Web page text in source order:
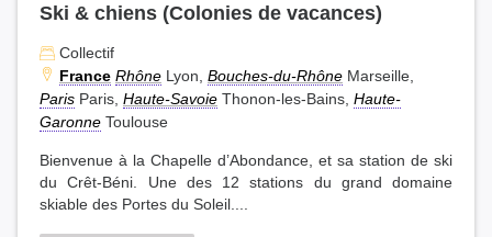
Ski & chiens (Colonies de vacances)
Collectif
France Rhône Lyon, Bouches-du-Rhône Marseille,
Paris Paris, Haute-Savoie Thonon-les-Bains, Haute-
Garonne Toulouse
Bienvenue à la Chapelle d’Abondance, et sa station de ski
du Crêt-Béni. Une des 12 stations du grand domaine
skiable des Portes du Soleil....